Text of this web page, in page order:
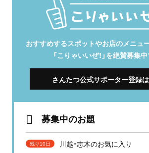
おすすめするスポットやお店のメニュ
「こりゃいいぜ！」を絶賛募集中
さんたつ公式サポーター登録
募集中のお題
残り10日 川越・志木のお気に入り